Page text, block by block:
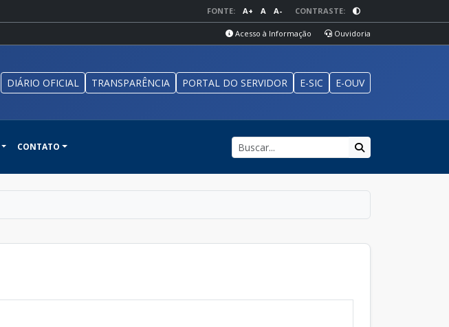
FONTE: A+ A A- CONTRASTE:
Acesso à Informação Ouvidoria
DIÁRIO OFICIAL TRANSPARÊNCIA PORTAL DO SERVIDOR E-SIC E-OUV
CONTATO